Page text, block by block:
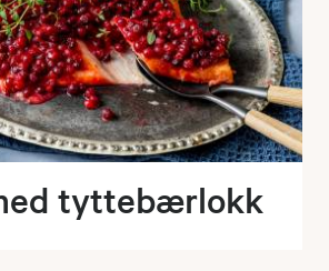
tyttebærlokk